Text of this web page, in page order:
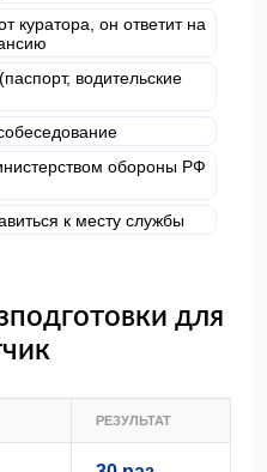
куратора, он ответит на
водительские
обороны РФ
к месту службы
для
РЕЗУЛЬТАТ